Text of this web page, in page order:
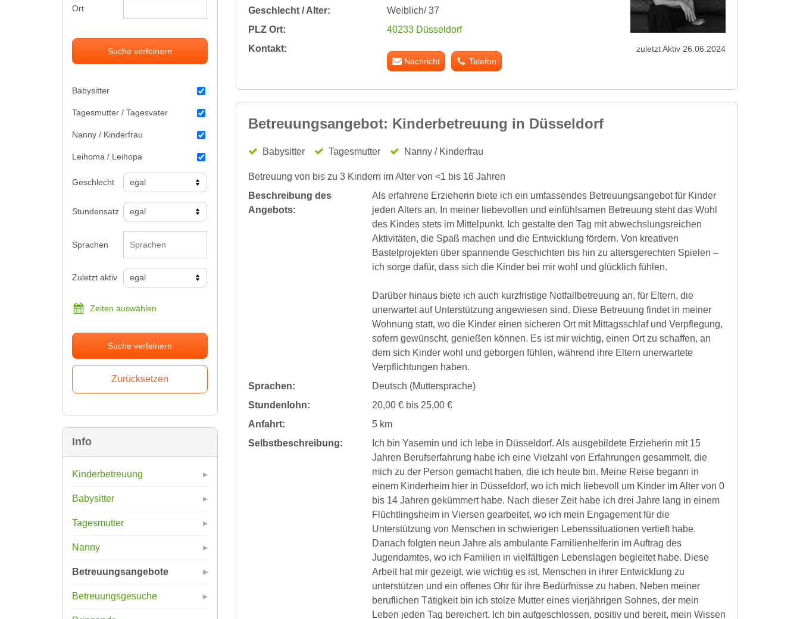
Ort
Suche verfeinern
Babysitter
Tagesmutter / Tagesvater
Nanny / Kinderfrau
Leihoma / Leihopa
Geschlecht
Stundensatz
Sprachen
Zuletzt aktiv
Zeiten auswählen
Suche verfeinern
Info
Kinderbetreuung
Babysitter
Tagesmutter
Nanny
Betreuungsangebote
Betreuungsgesuche
Geschlecht / Alter:
Weiblich/ 37
PLZ Ort:
40233 Düsseldorf
Kontakt:
Nachricht Telefon
zuletzt Aktiv 26.06.2024
Betreuungsangebot: Kinderbetreuung in Düsseldorf
Babysitter Tagesmutter Nanny / Kinderfrau
Betreuung von bis zu 3 Kindern im Alter von <1 bis 16 Jahren
Beschreibung des
Angebots:
Als erfahrene Erzieherin biete ich ein umfassendes Betreuungsangebot für Kinder
jeden Alters an. In meiner liebevollen und einfühlsamen Betreuung steht das Wohl
des Kindes stets im Mittelpunkt. Ich gestalte den Tag mit abwechslungsreichen
Aktivitäten, die Spaß machen und die Entwicklung fördern. Von kreativen
Bastelprojekten über spannende Geschichten bis hin zu altersgerechten Spielen –
ich sorge dafür, dass sich die Kinder bei mir wohl und glücklich fühlen.
Darüber hinaus biete ich auch kurzfristige Notfallbetreuung an, für Eltern, die
unerwartet auf Unterstützung angewiesen sind. Diese Betreuung findet in meiner
Wohnung statt, wo die Kinder einen sicheren Ort mit Mittagsschlaf und Verpflegung,
sofern gewünscht, genießen können. Es ist mir wichtig, einen Ort zu schaffen, an
dem sich Kinder wohl und geborgen fühlen, während ihre Eltern unerwartete
Verpflichtungen haben.
Sprachen:
Deutsch (Muttersprache)
Stundenlohn:
20,00 € bis 25,00 €
Anfahrt:
5 km
Selbstbeschreibung:
Ich bin Yasemin und ich lebe in Düsseldorf. Als ausgebildete Erzieherin mit 15
Jahren Berufserfahrung habe ich eine Vielzahl von Erfahrungen gesammelt, die
mich zu der Person gemacht haben, die ich heute bin. Meine Reise begann in
einem Kinderheim hier in Düsseldorf, wo ich mich liebevoll um Kinder im Alter von 0
bis 14 Jahren gekümmert habe. Nach dieser Zeit habe ich drei Jahre lang in einem
Flüchtlingsheim in Viersen gearbeitet, wo ich mein Engagement für die
Unterstützung von Menschen in schwierigen Lebenssituationen vertieft habe.
Danach folgten neun Jahre als ambulante Familienhelferin im Auftrag des
Jugendamtes, wo ich Familien in vielfältigen Lebenslagen begleitet habe. Diese
Arbeit hat mir gezeigt, wie wichtig es ist, Menschen in ihrer Entwicklung zu
unterstützen und ein offenes Ohr für ihre Bedürfnisse zu haben. Neben meiner
beruflichen Tätigkeit bin ich stolze Mutter eines vierjährigen Sohnes, der mein
Leben jeden Tag bereichert. Ich bin aufgeschlossen, positiv und bereit, mein Wissen